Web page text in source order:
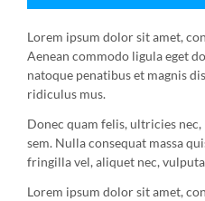
Lorem ipsum dolor sit amet,
Aenean commodo ligula eget
natoque penatibus et magnis
ridiculus mus.
Donec quam felis, ultricies
sem. Nulla consequat massa
fringilla vel, aliquet nec,
Lorem ipsum dolor sit amet,